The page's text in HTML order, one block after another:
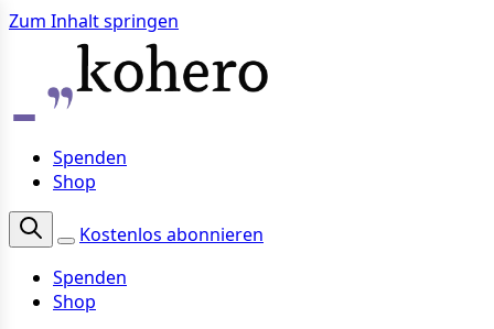
Zum Inhalt springen
Spenden
Shop
Kostenlos abonnieren
Spenden
Shop